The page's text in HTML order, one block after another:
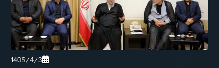
1405/4/3